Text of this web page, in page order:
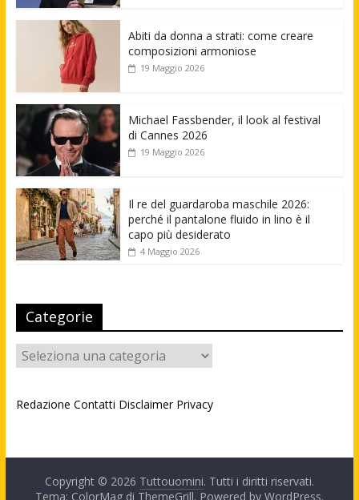
Abiti da donna a strati: come creare
composizioni armoniose
19 Maggio 2026
Michael Fassbender, il look al festival
di Cannes 2026
19 Maggio 2026
Il re del guardaroba maschile 2026:
perché il pantalone fluido in lino è il
capo più desiderato
4 Maggio 2026
Categorie
Categorie
Redazione Contatti Disclaimer Privacy
Copyright © 2026 Tuttouomini. Tutti i diritti riservati.
Tema: ColorMag di ThemeGrill. Powered by WordPress.